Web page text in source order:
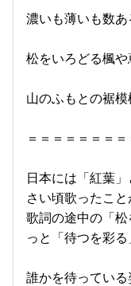
濃いも薄いも数あ
松をいろどる楓や
山のふもとの裾模
＝＝＝＝＝＝＝＝
日本には「紅葉
さい頃歌ったこと
歌詞の途中の「
っと「待つを彩る
誰かを待ってい